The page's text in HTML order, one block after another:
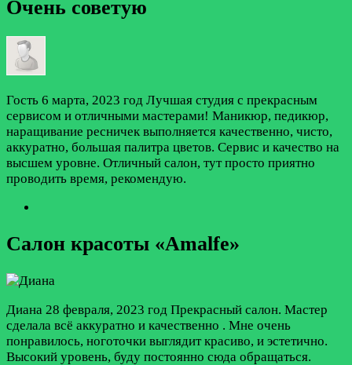
Очень советую
Гость 6 марта, 2023 год Лучшая студия с прекрасным
сервисом и отличными мастерами! Маникюр, педикюр,
наращивание ресничек выполняется качественно, чисто,
аккуратно, большая палитра цветов. Сервис и качество на
высшем уровне. Отличный салон, тут просто приятно
проводить время, рекомендую.
Салон красоты «Amalfe»
Диана 28 февраля, 2023 год Прекрасный салон. Мастер
сделала всё аккуратно и качественно . Мне очень
понравилось, ноготочки выглядит красиво, и эстетично.
Высокий уровень, буду постоянно сюда обращаться.